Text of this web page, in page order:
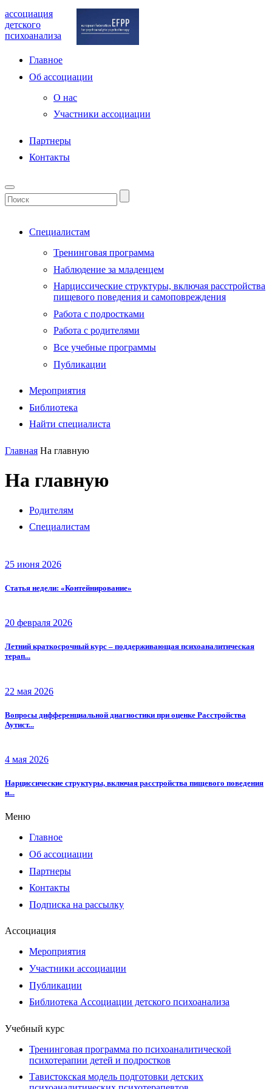
ассоциация
детского
психоанализа
Главное
Об ассоциации
О нас
Участники ассоциации
Партнеры
Контакты
Специалистам
Тренинговая программа
Наблюдение за младенцем
Нарциссические структуры, включая расстройства
пищевого поведения и самоповреждения
Работа с подростками
Работа с родителями
Все учебные программы
Публикации
Мероприятия
Библиотека
Найти специалиста
Главная На главную
На главную
Родителям
Специалистам
25 июня 2026
Статья недели: «Контейнирование»
20 февраля 2026
Летний краткосрочный курс – поддерживающая психоаналитическая
терап...
22 мая 2026
Вопросы дифференциальной диагностики при оценке Расстройства
Аутист...
4 мая 2026
Нарциссические структуры, включая расстройства пищевого поведения
и...
Меню
Главное
Об ассоциации
Партнеры
Контакты
Подписка на рассылку
Ассоциация
Мероприятия
Участники ассоциации
Публикации
Библиотека Ассоциации детского психоанализа
Учебный курс
Тренинговая программа по психоаналитической
психотерапии детей и подростков
Тавистокская модель подготовки детских